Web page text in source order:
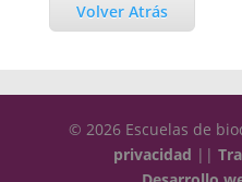
Volver Atrás
© 2026 Escuelas de
privacidad ||